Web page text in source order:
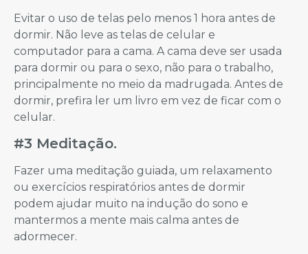
Evitar o uso de telas pelo menos 1 hora antes de
dormir. Não leve as telas de celular e
computador para a cama. A cama deve ser usada
para dormir ou para o sexo, não para o trabalho,
principalmente no meio da madrugada. Antes de
dormir, prefira ler um livro em vez de ficar com o
celular.
#3 Meditação.
Fazer uma meditação guiada, um relaxamento
ou exercícios respiratórios antes de dormir
podem ajudar muito na indução do sono e
mantermos a mente mais calma antes de
adormecer.